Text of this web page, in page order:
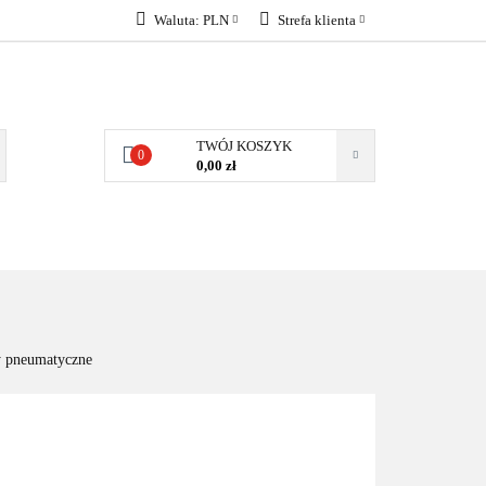
Waluta: PLN Strefa klienta
Dodaj zgłoszenie
Zgody cookies
0
TWÓJ KOSZYK
0,00 zł
KONTAKT